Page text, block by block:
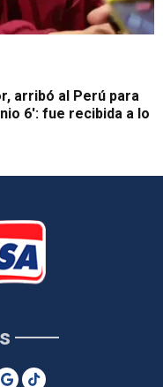
arribó al Perú para
6': fue recibida a lo